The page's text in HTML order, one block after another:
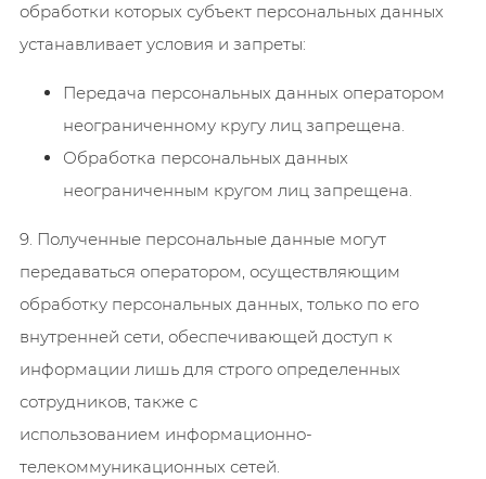
обработки которых субъект персональных данных
устанавливает условия и запреты:
Передача персональных данных оператором
неограниченному кругу лиц запрещена.
Обработка персональных данных
неограниченным кругом лиц запрещена.
9. Полученные персональные данные могут
передаваться оператором, осуществляющим
обработку персональных данных, только по его
внутренней сети, обеспечивающей доступ к
информации лишь для строго определенных
сотрудников, также с
использованием информационно-
телекоммуникационных сетей.